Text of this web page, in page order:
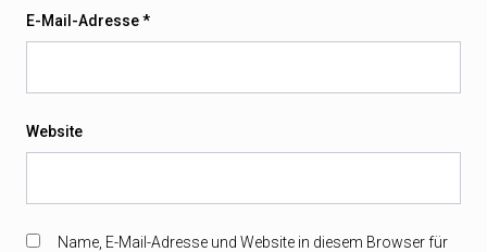
E-Mail-Adresse*
Website
Name, E-Mail-Adresse und Website in diesem Browser für